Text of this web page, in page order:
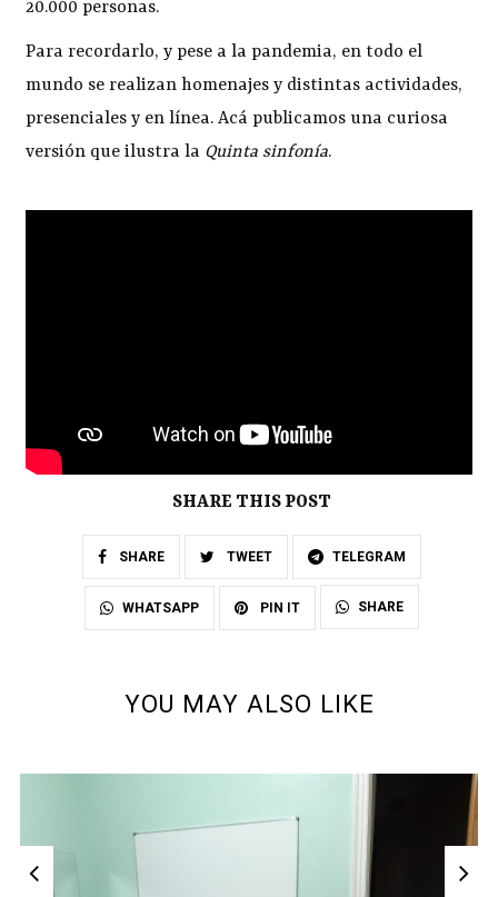
20.000 personas.
Para recordarlo, y pese a la pandemia, en todo el
mundo se realizan homenajes y distintas actividades,
presenciales y en línea. Acá publicamos una curiosa
versión que ilustra la Quinta sinfonía.
SHARE THIS POST
SHARE TWEET TELEGRAM
WHATSAPP PIN IT SHARE
YOU MAY ALSO LIKE